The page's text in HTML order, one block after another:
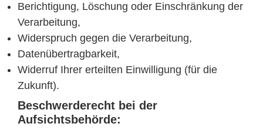
Berichtigung, Löschung oder Einschränkung der
Verarbeitung,
Widerspruch gegen die Verarbeitung,
Datenübertragbarkeit,
Widerruf Ihrer erteilten Einwilligung (für die
Zukunft).
Beschwerderecht bei der
Aufsichtsbehörde: